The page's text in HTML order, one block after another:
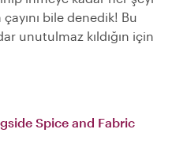
bile denedik! Bu
unutulmaz kıldığın için
Spice and Fabric